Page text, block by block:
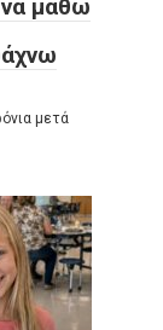
να μάθω
μετά